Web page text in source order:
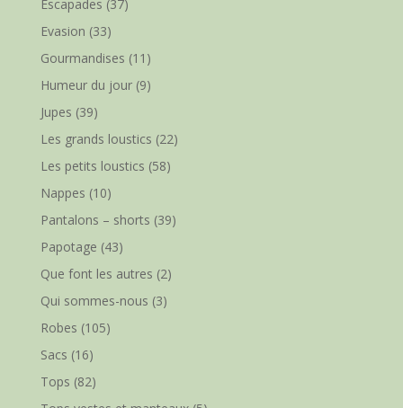
Escapades (37)
Evasion (33)
Gourmandises (11)
Humeur du jour(9)
Jupes (39)
Les grands loustics (22)
Les petits loustics (58)
Nappes (10)
Pantalons – shorts (39)
Papotage (43)
Que font les autres (2)
Qui sommes-nous (3)
Robes (105)
Sacs (16)
Tops (82)